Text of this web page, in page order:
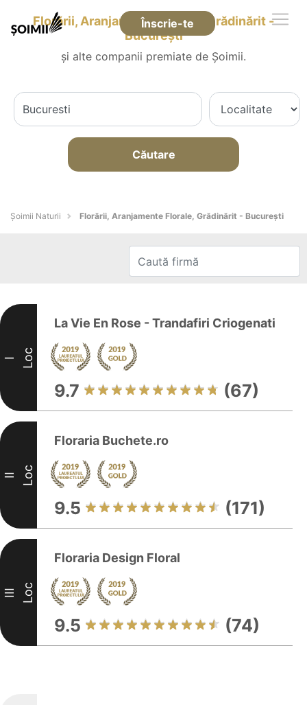
Înscrie-te
Florării, Aranjamente Florale, Grădinărit -
Bucureşti
și alte companii premiate de Șoimii.
Căutare
Şoimii Naturii Florării, Aranjamente Florale, Grădinărit - Bucureşti
I Loc
La Vie En Rose - Trandafiri Criogenati
9.7 (67)
II Loc
Floraria Buchete.ro
9.5 (171)
III Loc
Floraria Design Floral
9.5 (74)